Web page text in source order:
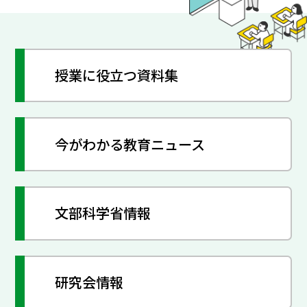
授業に役立つ資料集
今がわかる教育ニュース
文部科学省情報
研究会情報